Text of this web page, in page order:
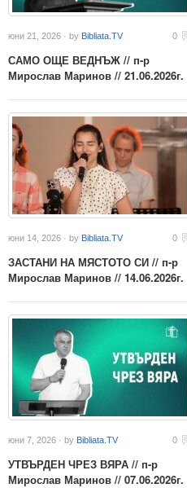
юни 21, 2026 · by Bibliata.TV 0
САМО ОЩЕ ВЕДНЪЖ // п-р
Мирослав Маринов // 21.06.2026г.
юни 14, 2026 · by Bibliata.TV 0
ЗАСТАНИ НА МЯСТОТО СИ // п-р
Мирослав Маринов // 14.06.2026г.
юни 7, 2026 · by Bibliata.TV 0
УТВЪРДЕН ЧРЕЗ ВЯРА // п-р
Мирослав Маринов // 07.06.2026г.